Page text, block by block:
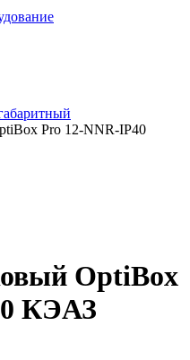
Pro 12-NNR-IP40
OptiBox
КЭАЗ